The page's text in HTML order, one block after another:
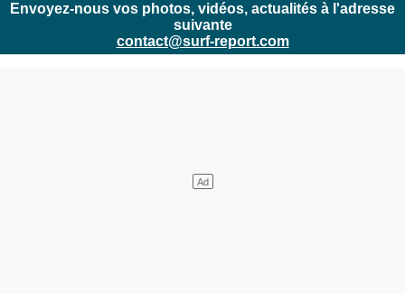
Envoyez-nous vos photos, vidéos, actualités à l'adresse
suivante
contact@surf-report.com